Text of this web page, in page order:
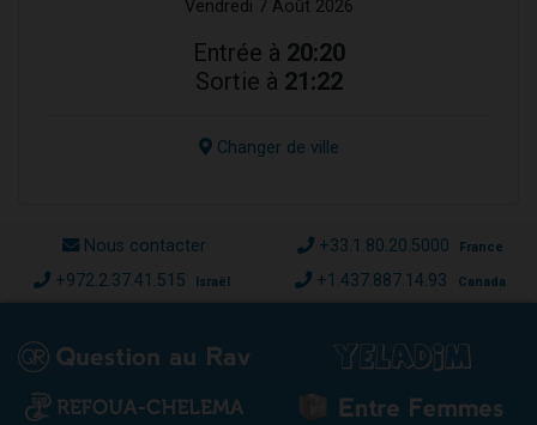
Vendredi 7 Août 2026
Entrée à 20:20
Sortie à 21:22
Changer de ville
Nous contacter +33.1.80.20.5000 France
+972.2.37.41.515 Israël +1.437.887.14.93 Canada